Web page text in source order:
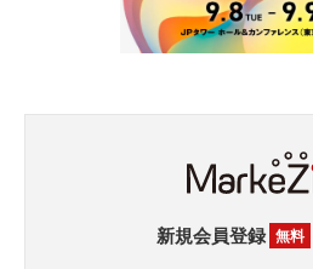
新規会員登録 無料